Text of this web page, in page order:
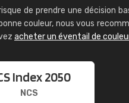
de prendre une décision
couleur, nous vous
acheter un éventail de
Index 2050
NCS